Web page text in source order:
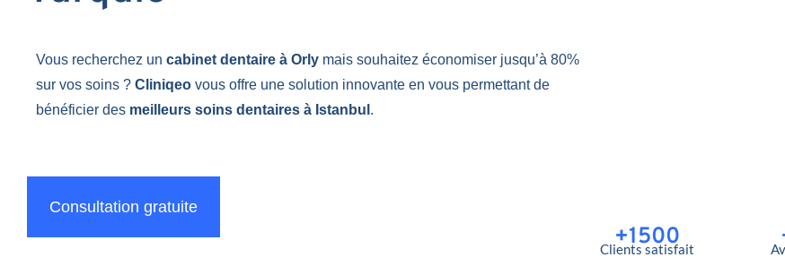
Vous recherchez un cabinet dentaire à Orly mais souhaitez économiser jusqu’à 80%
sur vos soins ? Cliniqeo vous offre une solution innovante en vous permettant de
bénéficier des meilleurs soins dentaires à Istanbul .
Consultation gratuite
+1500
Clients satisfait